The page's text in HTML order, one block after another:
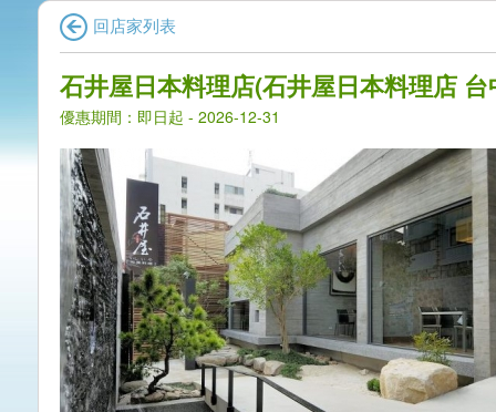
回店家列表
石井屋日本料理店(石井屋日本料理店 台
優惠期間：即日起 - 2026-12-31